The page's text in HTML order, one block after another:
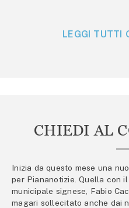
LEGGI TUTTI
CHIEDI AL
Inizia da questo mese una
per Piananotizie. Quella con
municipale signese, Fabio
magari sollecitato anche dai